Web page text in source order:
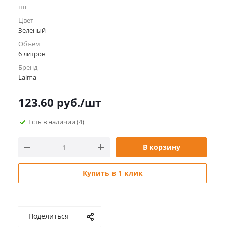
шт
Цвет
Зеленый
Объем
6 литров
Бренд
Laima
123.60 руб./шт
Есть в наличии (4)
В корзину
Купить в 1 клик
Поделиться